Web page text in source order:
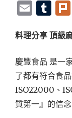
Email
料理分享 頂級
慶豐食品 是一
了都有符合食
ISO22000、
質第一』的信